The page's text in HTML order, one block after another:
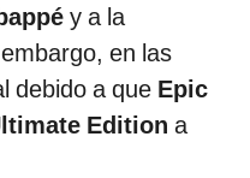
y a la
en las
debido a que Epic
Edition a